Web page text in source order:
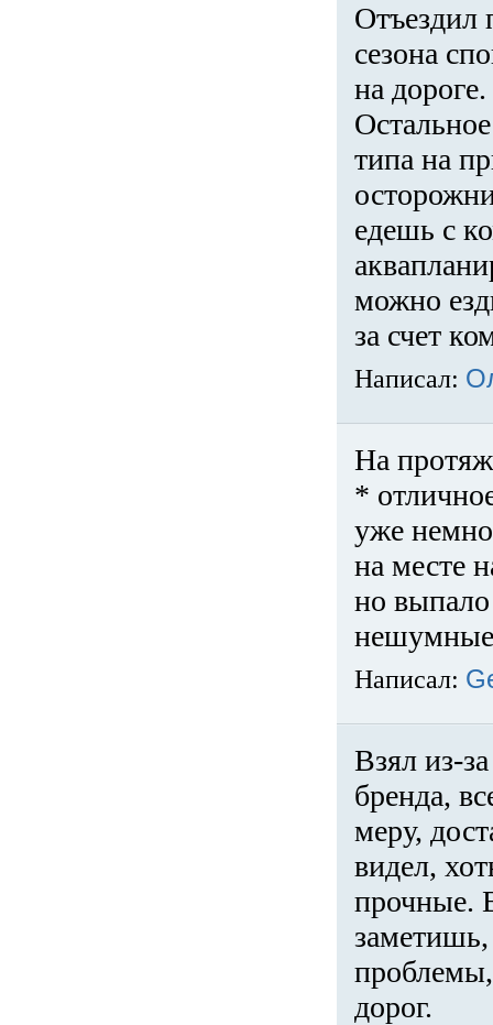
Отъездил
сезона
на
типа на
едешь с
можно
за счет
Написал:
На
*
уже
на месте
но
нешумные
Написал:
Взял из-
бренда,
меру,
видел,
прочные.
проблемы,
дорог.